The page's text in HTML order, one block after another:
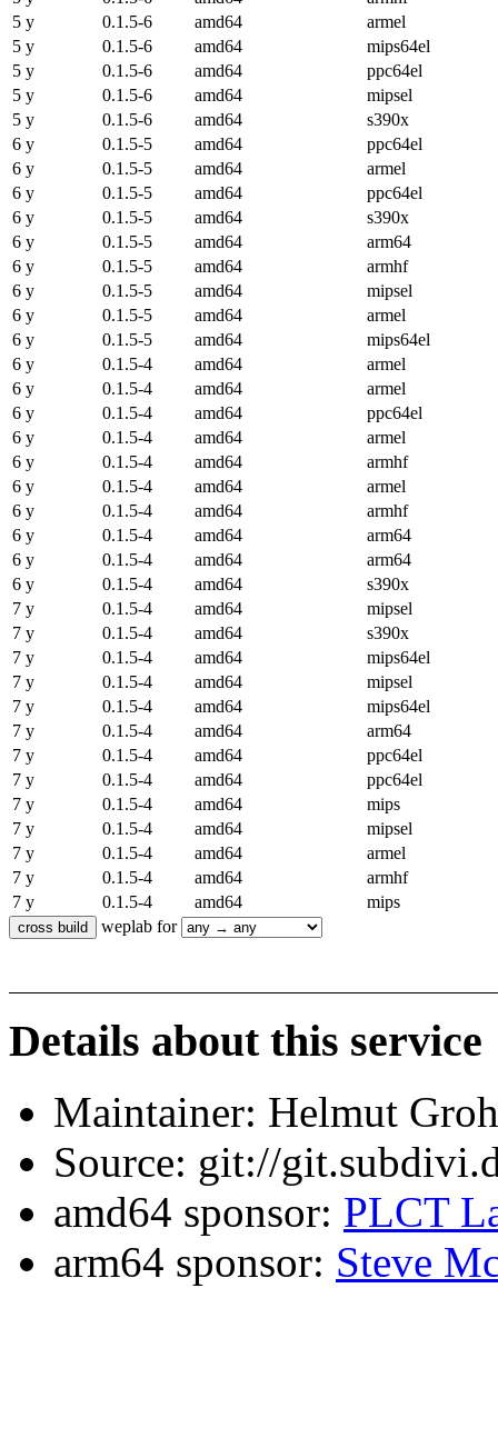
5 y
0.1.5-6 amd64
armel
5 y
0.1.5-6 amd64
mips64el
5 y
0.1.5-6 amd64
ppc64el
5 y
0.1.5-6 amd64
mipsel
5 y
0.1.5-6 amd64
s390x
6 y
0.1.5-5 amd64
ppc64el
6 y
0.1.5-5 amd64
armel
6 y
0.1.5-5 amd64
ppc64el
6 y
0.1.5-5 amd64
s390x
6 y
0.1.5-5 amd64
arm64
6 y
0.1.5-5 amd64
armhf
6 y
0.1.5-5 amd64
mipsel
6 y
0.1.5-5 amd64
armel
6 y
0.1.5-5 amd64
mips64el
6 y
0.1.5-4 amd64
armel
6 y
0.1.5-4 amd64
armel
6 y
0.1.5-4 amd64
ppc64el
6 y
0.1.5-4 amd64
armel
6 y
0.1.5-4 amd64
armhf
6 y
0.1.5-4 amd64
armel
6 y
0.1.5-4 amd64
armhf
6 y
0.1.5-4 amd64
arm64
6 y
0.1.5-4 amd64
arm64
6 y
0.1.5-4 amd64
s390x
7 y
0.1.5-4 amd64
mipsel
7 y
0.1.5-4 amd64
s390x
7 y
0.1.5-4 amd64
mips64el
7 y
0.1.5-4 amd64
mipsel
7 y
0.1.5-4 amd64
mips64el
7 y
0.1.5-4 amd64
arm64
7 y
0.1.5-4 amd64
ppc64el
7 y
0.1.5-4 amd64
ppc64el
7 y
0.1.5-4 amd64
mips
7 y
0.1.5-4 amd64
mipsel
7 y
0.1.5-4 amd64
armel
7 y
0.1.5-4 amd64
armhf
7 y
0.1.5-4 amd64
mips
weplab for
Details about this service
Maintainer: Helmut
Source: git://
amd64 sponsor: PLCT
arm64 sponsor: Steve